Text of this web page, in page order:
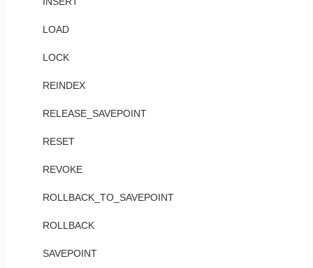
LOAD
LOCK
REINDEX
RELEASE_SAVEPOINT
RESET
REVOKE
ROLLBACK_TO_SAVEPOINT
ROLLBACK
SAVEPOINT